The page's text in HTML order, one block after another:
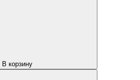
В корзину